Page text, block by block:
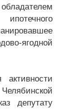
ягодной
депутату